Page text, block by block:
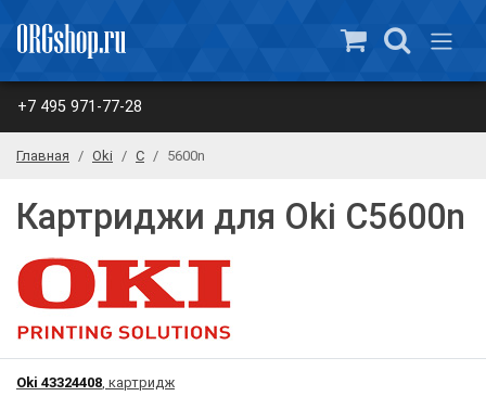
+7 495 971-77-28
Главная Oki C 5600n
Картриджи для Oki C5600n
Oki 43324408, картридж